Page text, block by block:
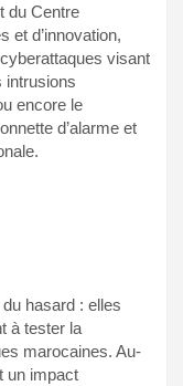
du Centre
et d’innovation,
visant
intrusions
encore le
d’alarme et
hasard : elles
à tester la
marocaines. Au-
un impact